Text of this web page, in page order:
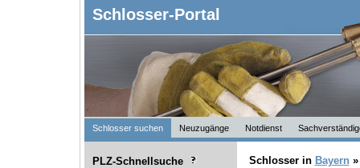
Schlosser-Portal
Schlosser suchen Neuzugänge Notdienst
PLZ-Schnellsuche Schlosser in Bayern